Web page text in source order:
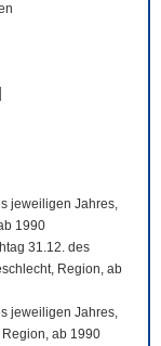
jeweiligen Jahres,
1990
31.12. des
Region, ab
jeweiligen Jahres,
ab 1990